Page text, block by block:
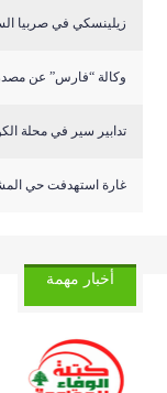
زيلينسكي في صربيا
وكالة “فارس” عن مصدر
تدابير سير في محلة
غارة استهدفت حي
أخبار مهمة